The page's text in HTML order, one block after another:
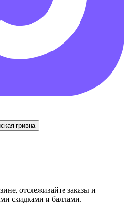
гривна
отслеживайте заказы и
скидками и баллами.